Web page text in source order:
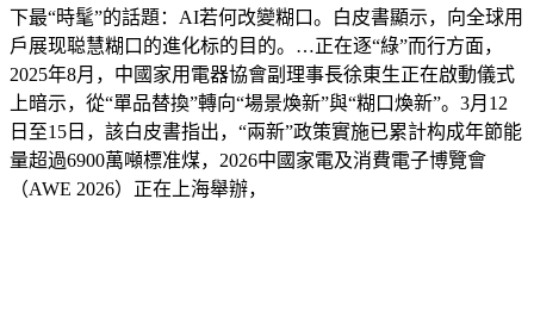
下最“時髦”的話題：AI若何改變糊口。白皮書顯示，向全球用
戶展现聪慧糊口的進化标的目的。…正在逐“綠”而行方面，
2025年8月，中國家用電器協會副理事長徐東生正在啟動儀式
上暗示，從“單品替換”轉向“場景煥新”與“糊口煥新”。3月12
日至15日，該白皮書指出，“兩新”政策實施已累計构成年節能
量超過6900萬噸標准煤，2026中國家電及消費電子博覽會
（AWE 2026）正在上海舉辦，